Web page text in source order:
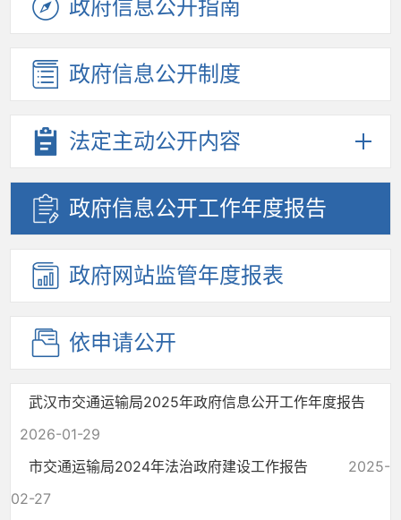
政府信息公开指南
政府信息公开制度
法定主动公开内容
政府信息公开工作年度报告
政府网站监管年度报表
依申请公开
武汉市交通运输局2025年政府信息公开工作年度报告
2026-01-29
市交通运输局2024年法治政府建设工作报告
2025-
02-27